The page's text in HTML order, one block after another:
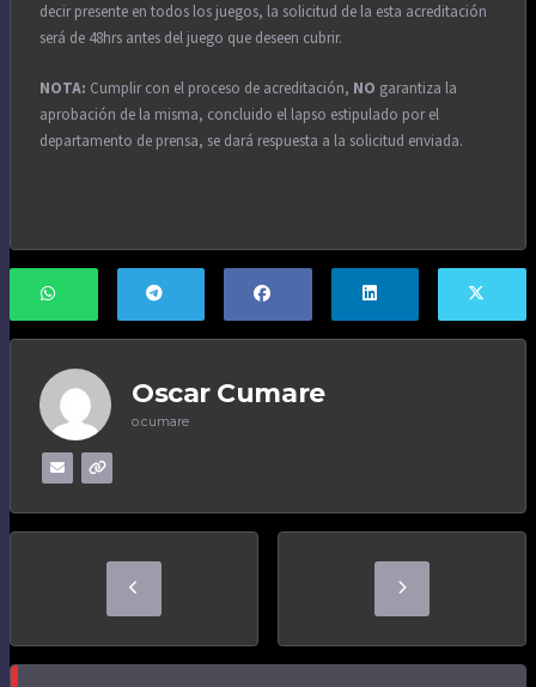
decir presente en todos los juegos, la solicitud de la esta acreditación
será de 48hrs antes del juego que deseen cubrir.
NOTA: Cumplir con el proceso de acreditación, NO garantiza la
aprobación de la misma, concluido el lapso estipulado por el
departamento de prensa, se dará respuesta a la solicitud enviada.
Oscar Cumare
o.cumare